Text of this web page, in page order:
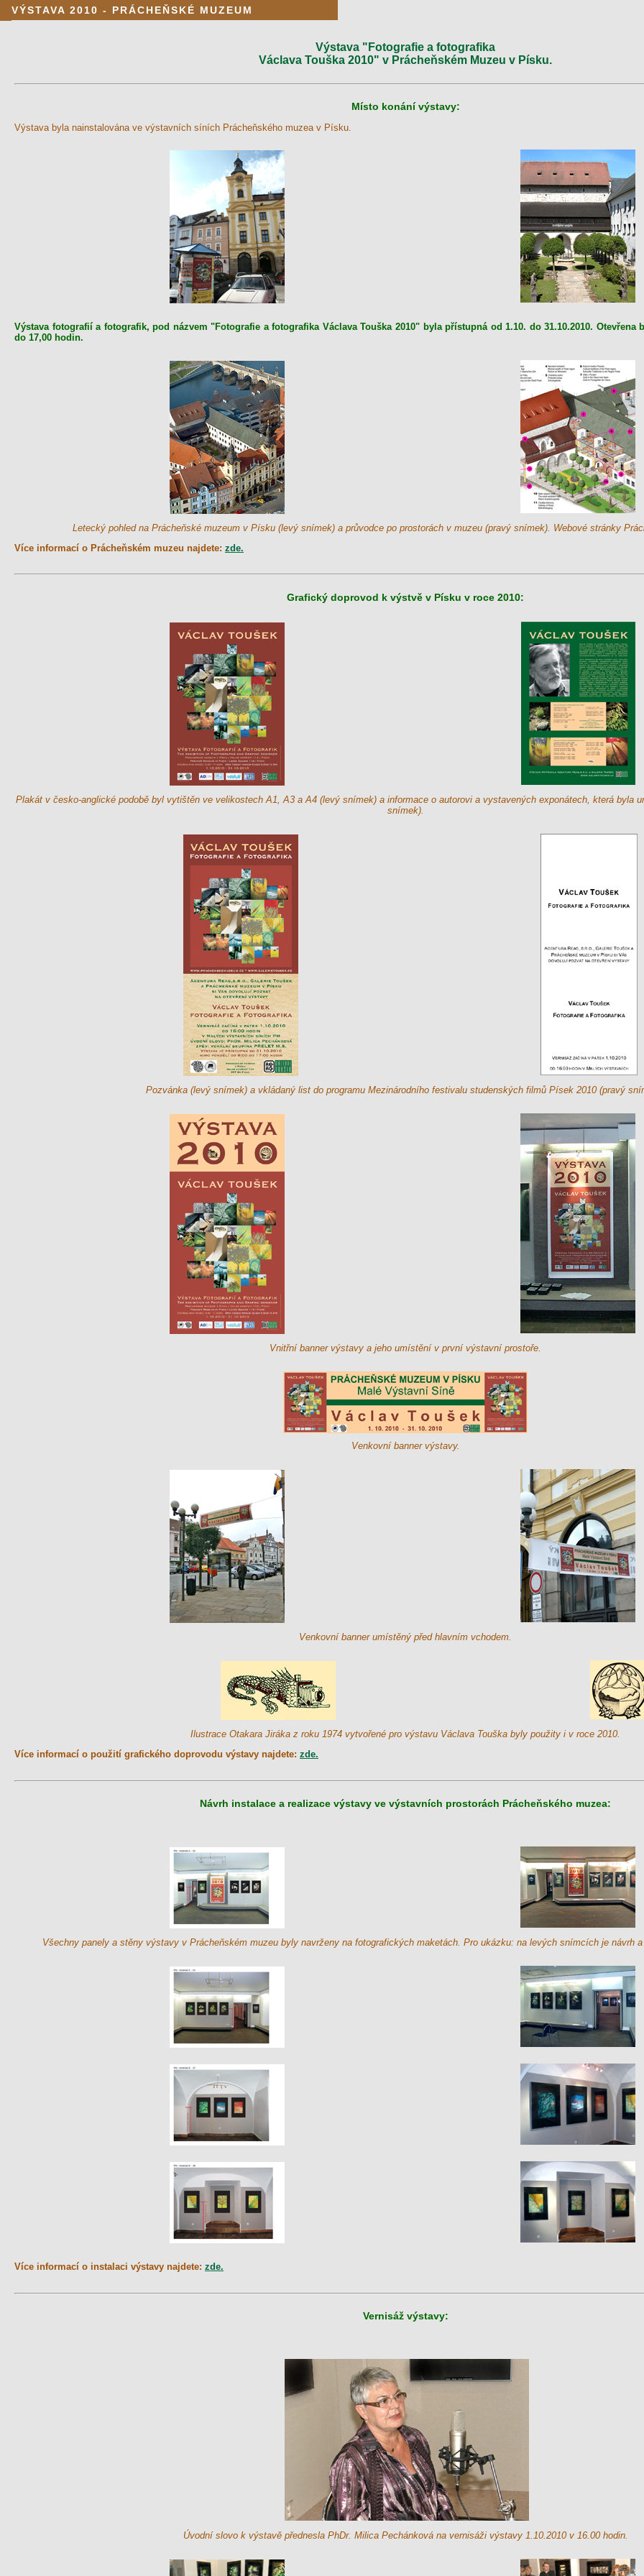
VÝSTAVA 2010 - PRÁCHEŇSKÉ MUZEUM
Výstava "Fotografie a fotografika
Václava Touška 2010" v Prácheňském Muzeu v Písku.
Místo konání výstavy:
Výstava byla nainstalována ve výstavních síních Prácheňského muzea v Písku.
Výstava fotografií a fotografik, pod názvem "Fotografie a fotografika Václava Touška 2010" byla přístupná od 1.10. do 31.10.2010. Otevřena
do 17,00 hodin.
Letecký pohled na Prácheňské muzeum v Písku (levý snímek) a průvodce po prostorách v muzeu (pravý snímek). Webové stránky
Více informací o Prácheňském muzeu najdete: zde.
Grafický doprovod k výstvě v Písku v roce 2010:
Plakát v česko-anglické podobě byl vytištěn ve velikostech A1, A3 a A4 (levý snímek) a informace o autorovi a vystavených exponátech, která byla
snímek).
Pozvánka (levý snímek) a vkládaný list do programu Mezinárodního festivalu studenských filmů Písek 2010 (pravý
Vnitřní banner výstavy a jeho umístění v první výstavní prostoře.
Venkovní banner výstavy.
Venkovní banner umístěný před hlavním vchodem.
Ilustrace Otakara Jiráka z roku 1974 vytvořené pro výstavu Václava Touška byly použity i v roce 2010.
Více informací o použití grafického doprovodu výstavy najdete: zde.
Návrh instalace a realizace výstavy ve výstavních prostorách Prácheňského muzea:
Všechny panely a stěny výstavy v Prácheňském muzeu byly navrženy na fotografických maketách. Pro ukázku: na levých snímcích je návrh a
Více informací o instalaci výstavy najdete: zde.
Vernisáž výstavy:
Úvodní slovo k výstavě přednesla PhDr. Milica Pechánková na vernisáži výstavy 1.10.2010 v 16.00 hodin.